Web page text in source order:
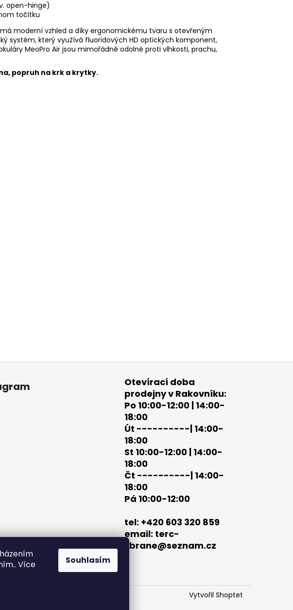
Více
Souhlasím
open-hinge)
točítku
moderní vzhled a díky ergonomickému tvaru s otevřeným
systém, který využívá fluoridových HD optických komponent,
MeoPro Air jsou mimořádně odolné proti vlhkosti, prachu,
popruh na krk a krytky.
Otevírací doba
prodejny v Rakovníku:
Po 10:00-12:00 | 14:00-
18:00
Út ----------| 14:00-
18:00
St 10:00-12:00 | 14:00-
18:00
Čt ----------| 14:00-
18:00
Pá 10:00-12:00
tel: +420 603 320 859
email: terc-
zbrane@seznam.cz
Vytvořil Shoptet